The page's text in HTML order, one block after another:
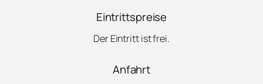
Eintrittspreise
Der Eintritt ist frei.
Anfahrt